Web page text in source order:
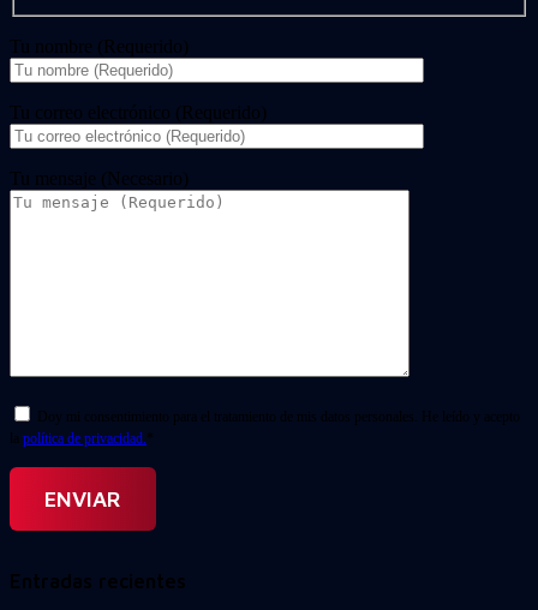
Tu nombre (Requerido)
Tu correo electrónico (Requerido)
Tu mensaje (Necesario)
Doy mi consentimiento para el tratamiento de mis datos personales. He leído y acepto
la política de privacidad. *
Entradas recientes